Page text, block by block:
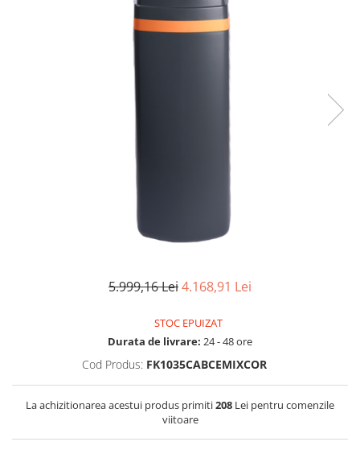
Sisteme duplex / triplex
Cartuse Big Blue 20"
Mansoane Cintropur
Membrane osmoza inversa
Membrana Ultrafiltrare
Cartuse In-Line
Cartuse diverse
5.999,16 Lei4.168,91 Lei
STOC EPUIZAT
Durata de livrare: 24 - 48 ore
Cod Produs: FK1035CABCEMIXCOR
La achizitionarea acestui produs primiti208 Lei pentru comenzile
viitoare